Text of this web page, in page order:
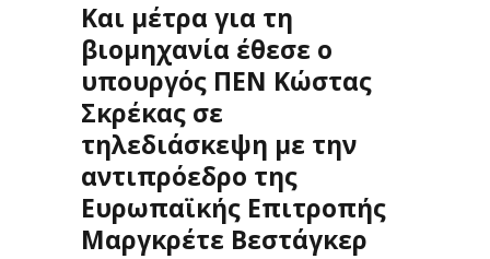
Και μέτρα για τη
βιομηχανία έθεσε ο
υπουργός ΠΕΝ Κώστας
Σκρέκας σε
τηλεδιάσκεψη με την
αντιπρόεδρο της
Ευρωπαϊκής Επιτροπής
Μαργκρέτε Βεστάγκερ